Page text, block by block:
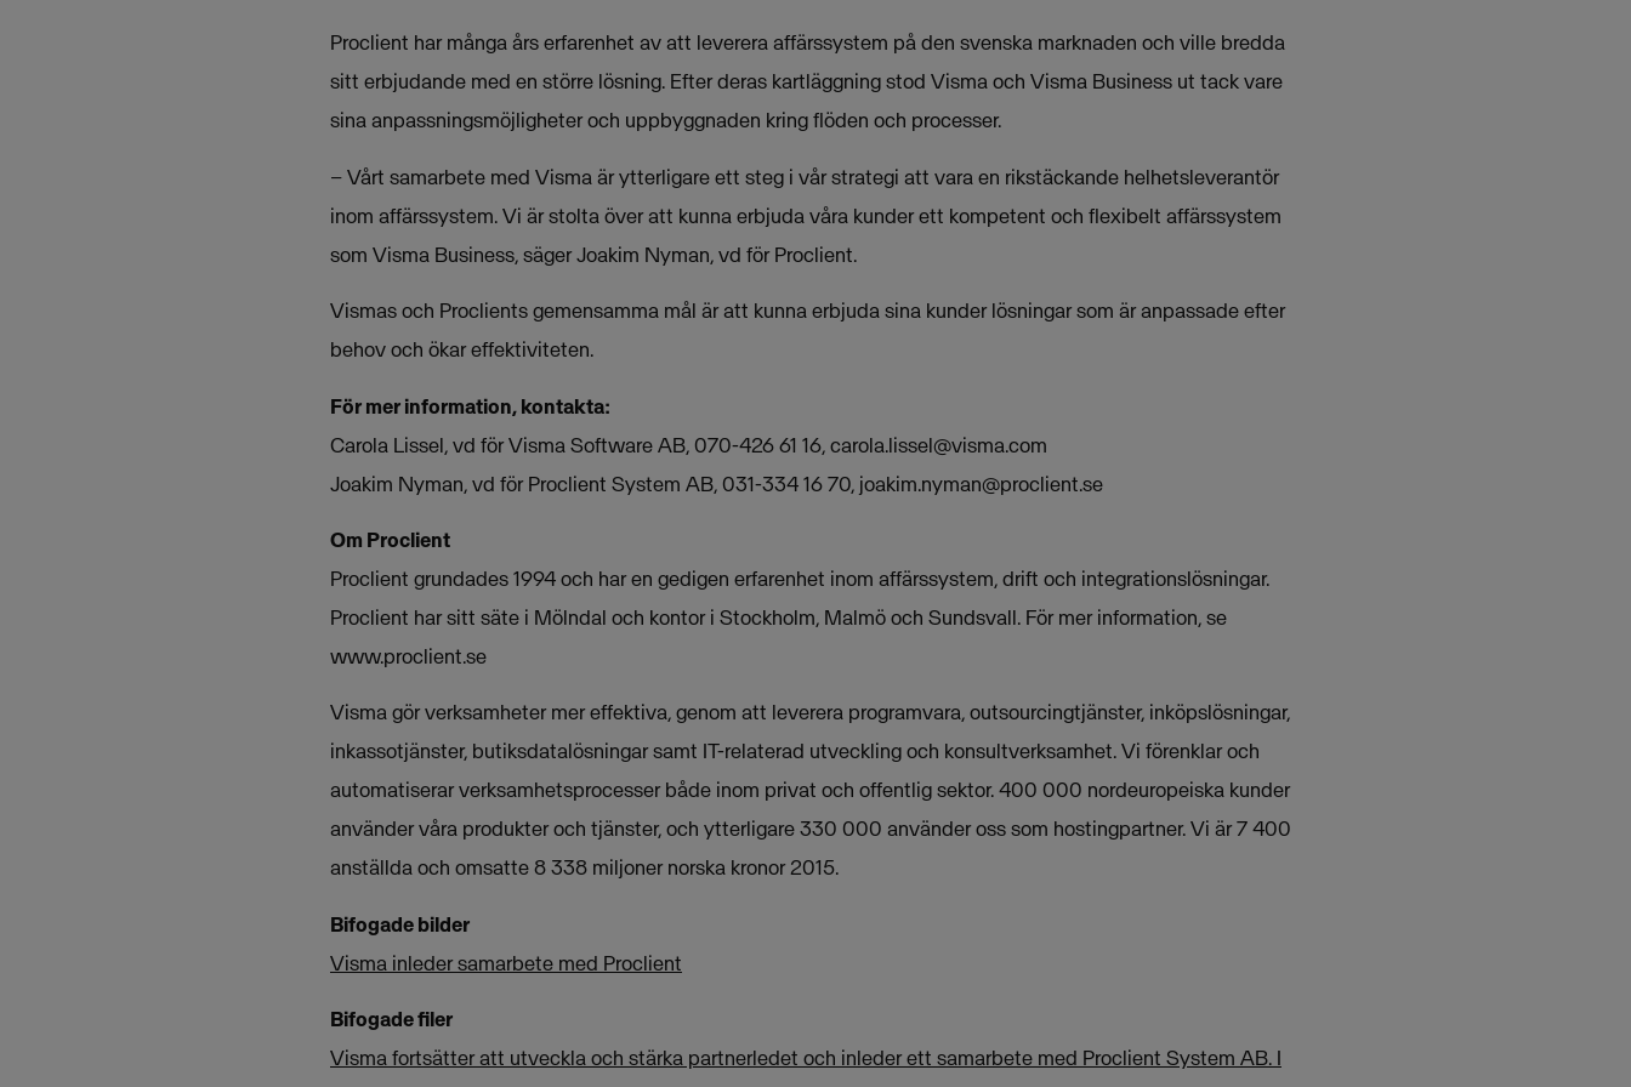
Proclient har många års erfarenhet av att leverera affärssystem på den svenska marknaden och ville bredda
sitt erbjudande med en större lösning. Efter deras kartläggning stod Visma och Visma Business ut tack vare
sina anpassningsmöjligheter och uppbyggnaden kring flöden och processer.
– Vårt samarbete med Visma är ytterligare ett steg i vår strategi att vara en rikstäckande helhetsleverantör
inom affärssystem. Vi är stolta över att kunna erbjuda våra kunder ett kompetent och flexibelt affärssystem
som Visma Business, säger Joakim Nyman, vd för Proclient.
Vismas och Proclients gemensamma mål är att kunna erbjuda sina kunder lösningar som är anpassade efter
behov och ökar effektiviteten.
För mer information, kontakta:
Carola Lissel, vd för Visma Software AB, 070-426 61 16,carola.lissel@visma.com
Joakim Nyman, vd för Proclient System AB, 031-334 16 70, joakim.nyman@proclient.se
Om Proclient
Proclient grundades 1994 och har en gedigen erfarenhet inom affärssystem, drift och integrationslösningar.
Proclient har sitt säte i Mölndal och kontor i Stockholm, Malmö och Sundsvall. För mer information, se
www.proclient.se
Visma gör verksamheter mer effektiva, genom att leverera programvara, outsourcingtjänster, inköpslösningar,
inkassotjänster, butiksdatalösningar samt IT-relaterad utveckling och konsultverksamhet. Vi förenklar och
automatiserar verksamhetsprocesser både inom privat och offentlig sektor. 400 000 nordeuropeiska kunder
använder våra produkter och tjänster, och ytterligare 330 000 använder oss som hostingpartner. Vi är 7 400
anställda och omsatte 8 338 miljoner norska kronor 2015.
Bifogade bilder
Visma inleder samarbete med Proclient
Bifogade filer
Visma fortsätter att utveckla och stärka partnerledet och inleder ett samarbete med Proclient System AB. I